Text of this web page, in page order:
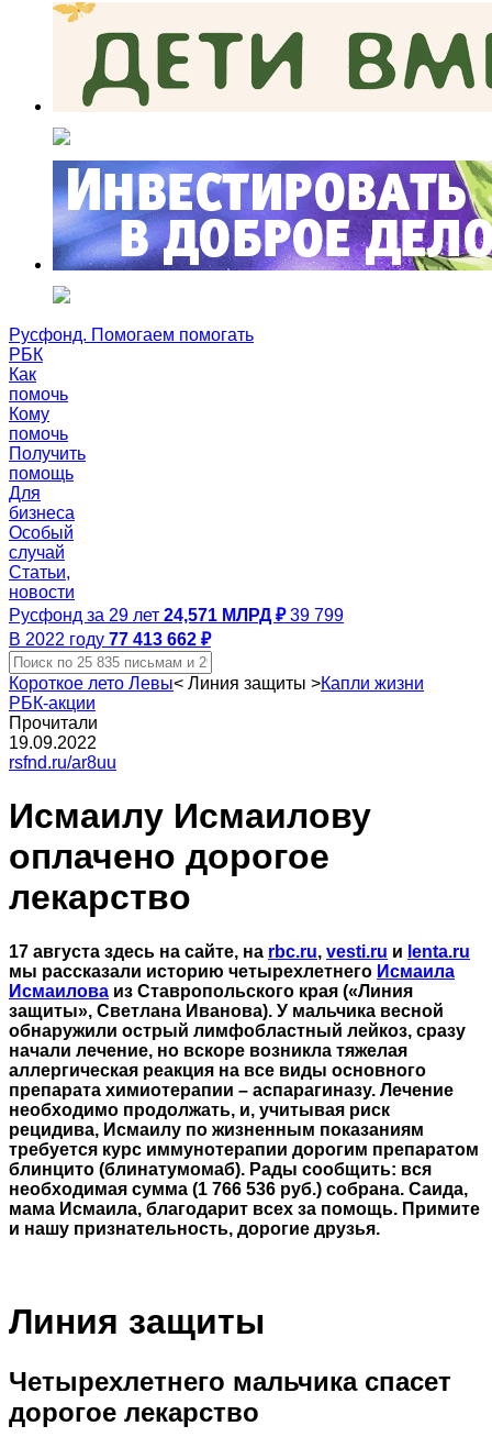
Русфонд. Помогаем помогать
РБК
Как
помочь
Кому
помочь
Получить
помощь
Для
бизнеса
Особый
случай
Статьи,
новости
Русфонд за 29 лет 24,571 МЛРД ₽ 39 799
В 2022 году 77 413 662 ₽
Короткое лето Левы< Линия защиты >Капли жизни
РБК-акции
Прочитали
19.09.2022
rsfnd.ru/ar8uu
Исмаилу Исмаилову
оплачено дорогое
лекарство
17 августа здесь на сайте, на rbc.ru, vesti.ru и lenta.ru
мы рассказали историю четырехлетнего Исмаила
Исмаилова из Ставропольского края («Линия
защиты», Светлана Иванова). У мальчика весной
обнаружили острый лимфобластный лейкоз, сразу
начали лечение, но вскоре возникла тяжелая
аллергическая реакция на все виды основного
препарата химиотерапии – аспарагиназу. Лечение
необходимо продолжать, и, учитывая риск
рецидива, Исмаилу по жизненным показаниям
требуется курс иммунотерапии дорогим препаратом
блинцито (блинатумомаб). Рады сообщить: вся
необходимая сумма (1 766 536 руб.) собрана. Саида,
мама Исмаила, благодарит всех за помощь. Примите
и нашу признательность, дорогие друзья.
Линия защиты
Четырехлетнего мальчика спасет
дорогое лекарство